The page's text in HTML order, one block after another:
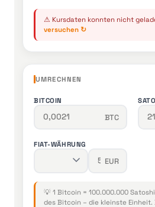
⚠ Kursdaten konnten nicht
versuchen ↻
UMRECHNEN
BITCOIN
BTC
FIAT-WÄHRUNG
EUR
💡 1 Bitcoin = 100.000.000
des Bitcoin – die kleinste Einheit.